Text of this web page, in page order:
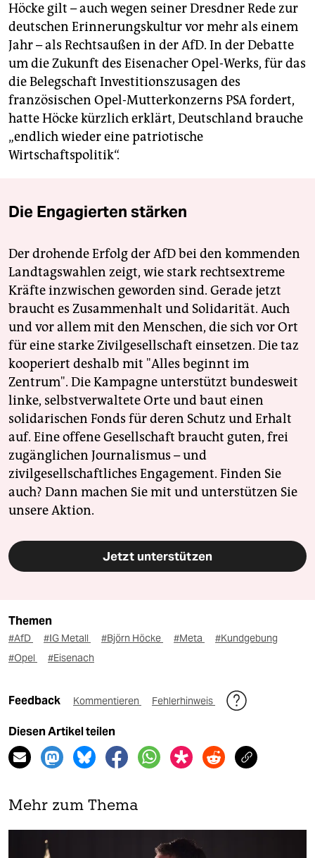
Höcke gilt – auch wegen seiner Dresdner Rede zur
deutschen Erinnerungskultur vor mehr als einem
Jahr – als Rechtsaußen in der AfD. In der Debatte
um die Zukunft des Eisenacher Opel-Werks, für das
die Belegschaft Investitionszusagen des
französischen Opel-Mutterkonzerns PSA fordert,
hatte Höcke kürzlich erklärt, Deutschland brauche
„endlich wieder eine patriotische
Wirtschaftspolitik“.
Die Engagierten stärken
Der drohende Erfolg der AfD bei den kommenden
Landtagswahlen zeigt, wie stark rechtsextreme
Kräfte inzwischen geworden sind. Gerade jetzt
braucht es Zusammenhalt und Solidarität. Auch
und vor allem mit den Menschen, die sich vor Ort
für eine starke Zivilgesellschaft einsetzen. Die taz
kooperiert deshalb mit "Alles beginnt im
Zentrum". Die Kampagne unterstützt bundesweit
linke, selbstverwaltete Orte und baut einen
solidarischen Fonds für deren Schutz und Erhalt
auf. Eine offene Gesellschaft braucht guten, frei
zugänglichen Journalismus – und
zivilgesellschaftliches Engagement. Finden Sie
auch? Dann machen Sie mit und unterstützen Sie
unsere Aktion.
Jetzt unterstützen
Themen
#AfD #IG Metall #Björn Höcke #Meta
#Kundgebung
#Opel
#Eisenach
Feedback Kommentieren Fehlerhinweis
Diesen Artikel teilen
Mehr zum Thema